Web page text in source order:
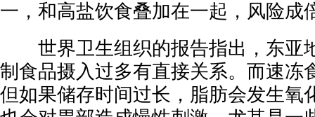
一，和高盐饮食叠加在一起，风险成
世界卫生组织的报告指出，东亚
制食品摄入过多有直接关系。而速冻
但如果储存时间过长，脂肪会发生氧